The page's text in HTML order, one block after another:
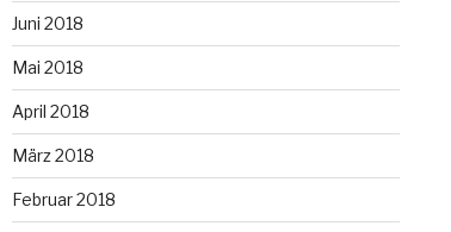
Juni 2018
Mai 2018
April 2018
März 2018
Februar 2018